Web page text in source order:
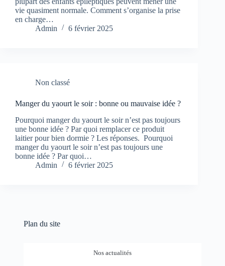
vie quasiment normale. Comment s’organise la prise
en charge…
Admin
6 février 2025
Non classé
Manger du yaourt le soir : bonne ou mauvaise idée ?
Pourquoi manger du yaourt le soir n’est pas toujours
une bonne idée ? Par quoi remplacer ce produit
laitier pour bien dormie ? Les réponses. Pourquoi
manger du yaourt le soir n’est pas toujours une
bonne idée ? Par quoi…
Admin
6 février 2025
Plan du site
Nos actualités